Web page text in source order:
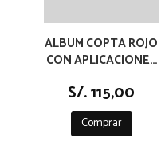
ALBUM COPTA ROJO
CON APLICACIONES
S/. 115,00
Comprar